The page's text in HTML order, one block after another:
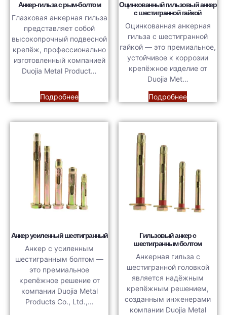
Анкер-гильза с рым-болтом
Глазковая анкерная гильза
представляет собой
высокопрочный подвесной
крепёж, профессионально
изготовленный компанией
Duojia Metal Product…
Подробнее
Оцинкованный гильзовый анкер
с шестигранной гайкой
Оцинкованная анкерная
гильза с шестигранной
гайкой — это премиальное,
устойчивое к коррозии
крепёжное изделие от
Duojia Met…
Подробнее
Анкер усиленный шестигранный
Анкер с усиленным
шестигранным болтом —
это премиальное
крепёжное решение от
компании Duojia Metal
Products Co., Ltd.,…
Гильзовый анкер с
шестигранным болтом
Анкерная гильза с
шестигранной головкой
является надёжным
крепёжным решением,
созданным инженерами
компании Duojia Metal